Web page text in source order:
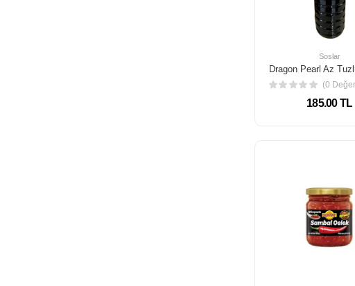
Soslar
185.00 TL